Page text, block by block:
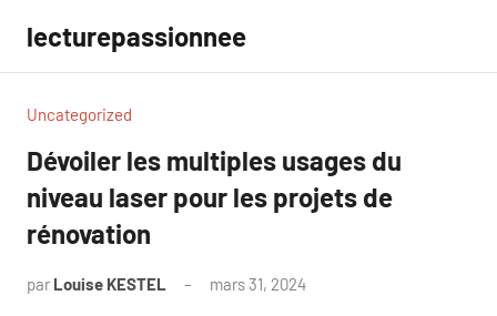
contenu
lecturepassionnee
Uncategorized
Dévoiler les multiples usages du
niveau laser pour les projets de
rénovation
par Louise KESTEL mars 31, 2024